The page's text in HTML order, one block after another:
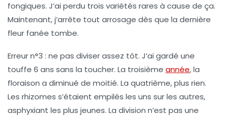
fongiques. J’ai perdu trois variétés rares à cause de ça.
Maintenant, j’arrête tout arrosage dès que la dernière
fleur fanée tombe.
Erreur n°3 : ne pas diviser assez tôt. J’ai gardé une
touffe 6 ans sans la toucher. La troisième année, la
floraison a diminué de moitié. La quatrième, plus rien.
Les rhizomes s’étaient empilés les uns sur les autres,
asphyxiant les plus jeunes. La division n’est pas une